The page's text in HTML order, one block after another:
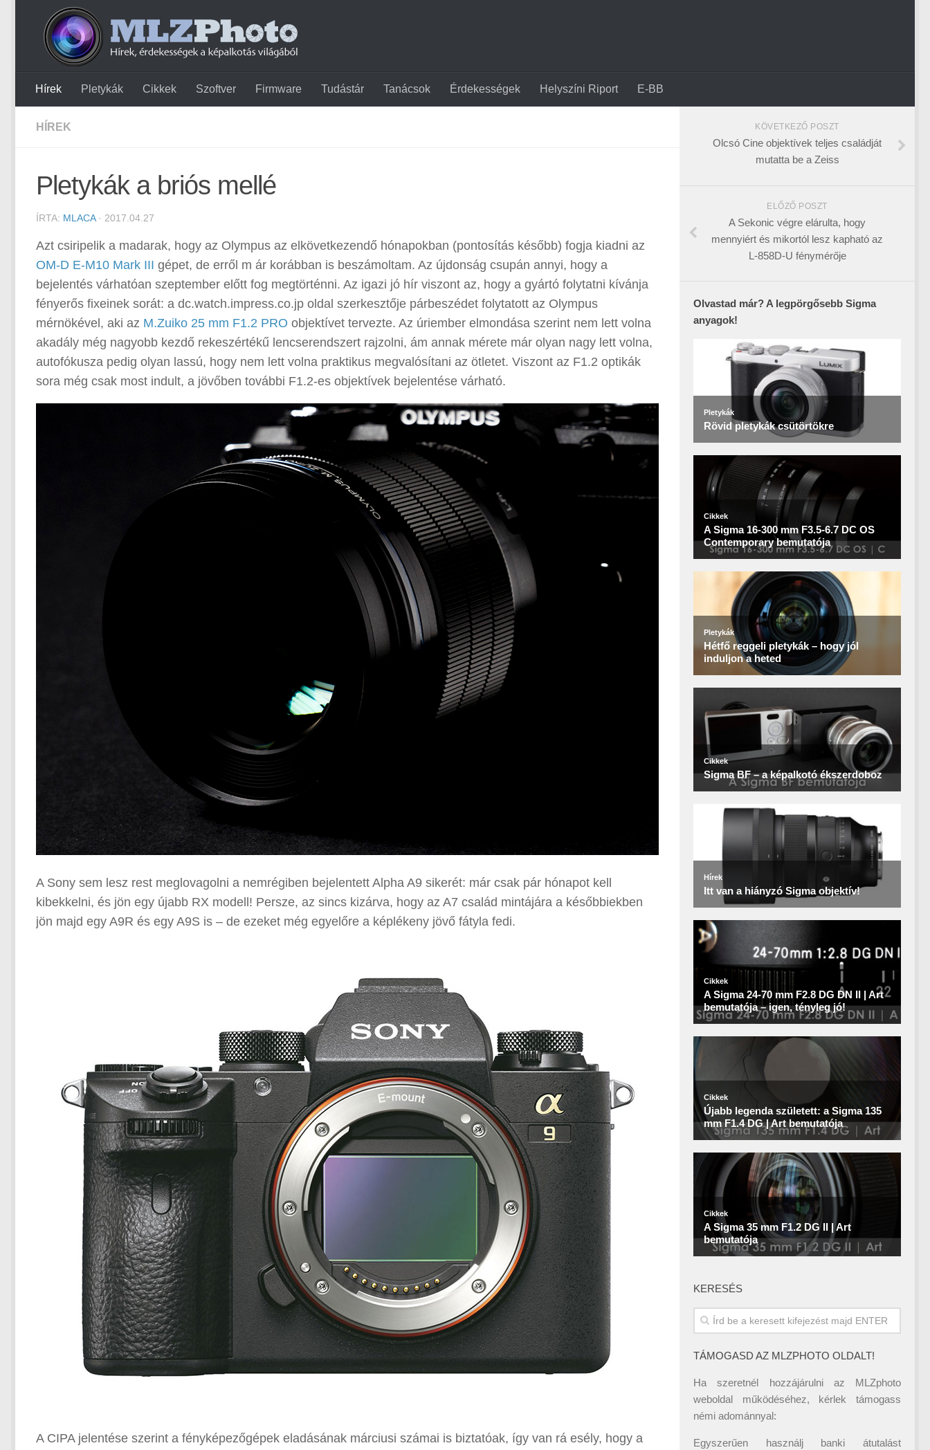
Hírek Pletykák Cikkek Szoftver Firmware Tudástár Tanácsok Érdekességek Helyszíni Riport E-BB
HÍREK
Pletykák a briós mellé
ÍRTA: MLACA· 2017.04.27
Azt csiripelik a madarak, hogy az Olympus az elkövetkezendő hónapokban (pontosítás később) fogja kiadni az
OM-D E-M10 Mark III gépet, de erről m ár korábban is beszámoltam. Az újdonság csupán annyi, hogy a
bejelentés várhatóan szeptember előtt fog megtörténni. Az igazi jó hír viszont az, hogy a gyártó folytatni kívánja
fényerős fixeinek sorát: a dc.watch.impress.co.jp oldal szerkesztője párbeszédet folytatott az Olympus
mérnökével, aki az M.Zuiko 25 mm F1.2 PRO objektívet tervezte. Az úriember elmondása szerint nem lett volna
akadály még nagyobb kezdő rekeszértékű lencserendszert rajzolni, ám annak mérete már olyan nagy lett volna,
autofókusza pedig olyan lassú, hogy nem lett volna praktikus megvalósítani az ötletet. Viszont az F1.2 optikák
sora még csak most indult, a jövőben további F1.2-es objektívek bejelentése várható.
A Sony sem lesz rest meglovagolni a nemrégiben bejelentett Alpha A9 sikerét: már csak pár hónapot kell
kibekkelni, és jön egy újabb RX modell! Persze, az sincs kizárva, hogy az A7 család mintájára a későbbiekben
jön majd egy A9R és egy A9S is – de ezeket még egyelőre a képlékeny jövő fátyla fedi.
A CIPA jelentése szerint a fényképezőgépek eladásának márciusi számai is biztatóak, így van rá esély, hogy a
KÖVETKEZŐ POSZT
Olcsó Cine objektívek teljes családját
mutatta be a Zeiss
ELŐZŐ POSZT
A Sekonic végre elárulta, hogy
mennyiért és mikortól lesz kapható az
L-858D-U fénymérője
Olvastad már? A legpörgősebb Sigma
anyagok!
KERESÉS
TÁMOGASD AZ MLZPHOTO OLDALT!
Ha szeretnél hozzájárulni az MLZphoto
weboldal működéséhez, kérlek támogass
némi adománnyal:
Egyszerűen használj banki átutalást